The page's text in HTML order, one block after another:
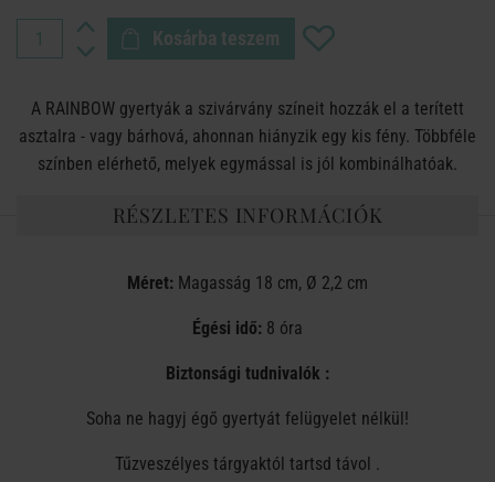
Kosárba teszem
A RAINBOW gyertyák a szivárvány színeit hozzák el a terített
asztalra - vagy bárhová, ahonnan hiányzik egy kis fény. Többféle
színben elérhető, melyek egymással is jól kombinálhatóak.
RÉSZLETES INFORMÁCIÓK
Méret: Magasság 18 cm, Ø 2,2 cm
Égési idő: 8 óra
Biztonsági tudnivalók :
Soha ne hagyj égő gyertyát felügyelet nélkül!
Tűzveszélyes tárgyaktól tartsd távol .